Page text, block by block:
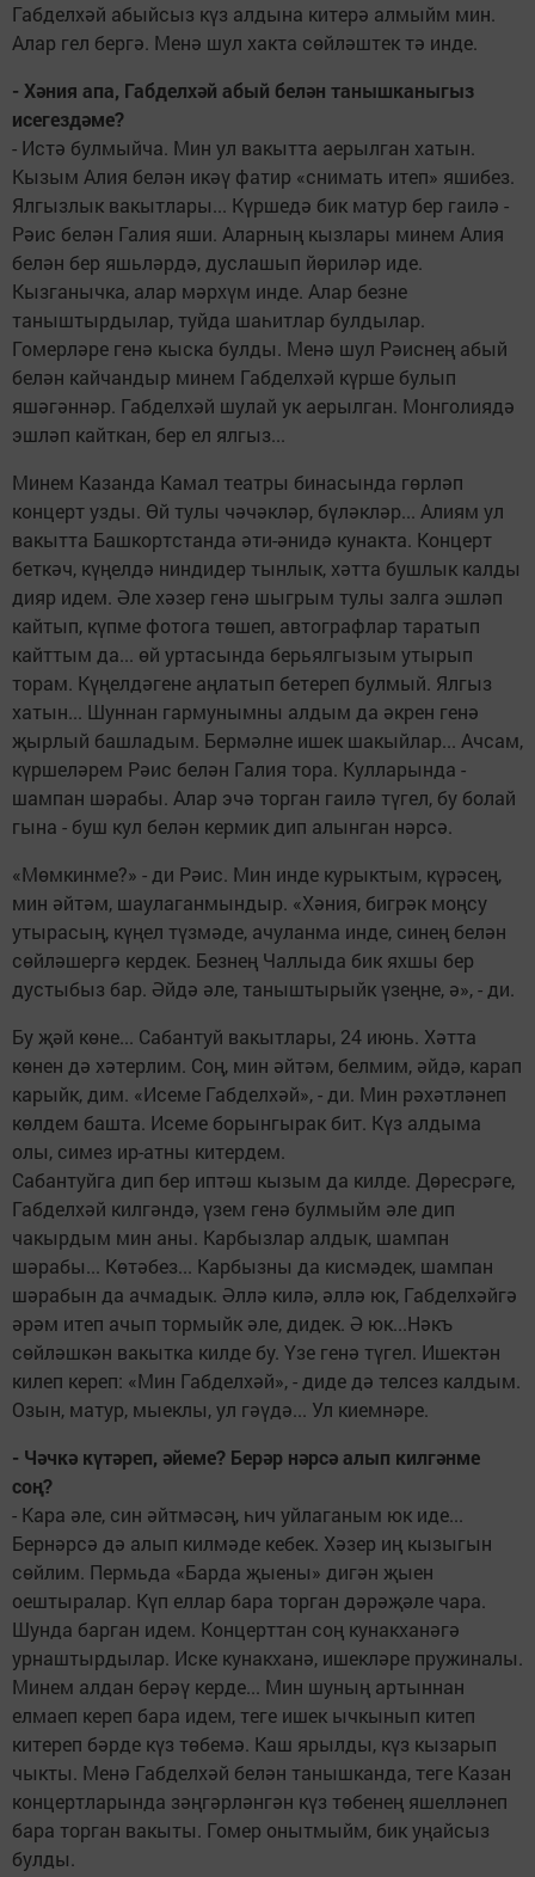
Габделхәй абыйсыз күз алдына китерә алмыйм мин.
Алар гел бергә. Менә шул хакта сөйләштек тә инде.
- Хәния апа, Габделхәй абый белән танышканыгыз
исегездәме?
- Истә булмыйча. Мин ул вакытта аерылган хатын.
Кызым Алия белән икәү фатир «снимать итеп» яшибез.
Ялгызлык вакытлары... Күршедә бик матур бер гаилә -
Рәис белән Галия яши. Аларның кызлары минем Алия
белән бер яшьләрдә, дуслашып йөриләр иде.
Кызганычка, алар мәрхүм инде. Алар безне
таныштырдылар, туйда шаһитлар булдылар.
Гомерләре генә кыска булды. Менә шул Рәиснең абый
белән кайчандыр минем Габделхәй күрше булып
яшәгәннәр. Габделхәй шулай ук аерылган. Монголиядә
эшләп кайткан, бер ел ялгыз...
Минем Казанда Камал театры бинасында гөрләп
концерт узды. Өй тулы чәчәкләр, бүләкләр... Алиям ул
вакытта Башкортстанда әти-әнидә кунакта. Концерт
беткәч, күңелдә ниндидер тынлык, хәтта бушлык калды
дияр идем. Әле хәзер генә шыгрым тулы залга эшләп
кайтып, күпме фотога төшеп, автографлар таратып
кайттым да... өй уртасында берьялгызым утырып
торам. Күңелдәгене аңлатып бетереп булмый. Ялгыз
хатын... Шуннан гармунымны алдым да әкрен генә
җырлый башладым. Бермәлне ишек шакыйлар... Ачсам,
күршеләрем Рәис белән Галия тора. Кулларында -
шампан шәрабы. Алар эчә торган гаилә түгел, бу болай
гына - буш кул белән кермик дип алынган нәрсә.
«Мөмкинме?» - ди Рәис. Мин инде курыктым, күрәсең,
мин әйтәм, шаулаганмындыр. «Хәния, бигрәк моңсу
утырасың, күңел түзмәде, ачуланма инде, синең белән
сөйләшергә кердек. Безнең Чаллыда бик яхшы бер
дустыбыз бар. Әйдә әле, таныштырыйк үзеңне, ә», - ди.
Бу җәй көне... Сабантуй вакытлары, 24 июнь. Хәтта
көнен дә хәтерлим. Соң, мин әйтәм, белмим, әйдә, карап
карыйк, дим. «Исеме Габделхәй», - ди. Мин рәхәтләнеп
көлдем башта. Исеме борынгырак бит. Күз алдыма
олы, симез ир-атны китердем.
Сабантуйга дип бер иптәш кызым да килде. Дөресрәге,
Габделхәй килгәндә, үзем генә булмыйм әле дип
чакырдым мин аны. Карбызлар алдык, шампан
шәрабы... Көтәбез... Карбызны да кисмәдек, шампан
шәрабын да ачмадык. Әллә килә, әллә юк, Габделхәйгә
әрәм итеп ачып тормыйк әле, дидек. Ә юк...Нәкъ
сөйләшкән вакытка килде бу. Үзе генә түгел. Ишектән
килеп кереп: «Мин Габделхәй», - диде дә телсез калдым.
Озын, матур, мыеклы, ул гәүдә... Ул киемнәре.
- Чәчкә күтәреп, әйеме? Берәр нәрсә алып килгәнме
соң?
- Кара әле, син әйтмәсәң, һич уйлаганым юк иде...
Бернәрсә дә алып килмәде кебек. Хәзер иң кызыгын
сөйлим. Пермьда «Барда җыены» дигән җыен
оештыралар. Күп еллар бара торган дәрәҗәле чара.
Шунда барган идем. Концерттан соң кунакханәгә
урнаштырдылар. Иске кунакханә, ишекләре пружиналы.
Минем алдан берәү керде... Мин шуның артыннан
елмаеп кереп бара идем, теге ишек ычкынып китеп
китереп бәрде күз төбемә. Каш ярылды, күз кызарып
чыкты. Менә Габделхәй белән танышканда, теге Казан
концертларында зәңгәрләнгән күз төбенең яшелләнеп
бара торган вакыты. Гомер онытмыйм, бик уңайсыз
булды.